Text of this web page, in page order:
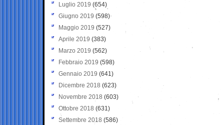
Luglio 2019 (654)
Giugno 2019 (598)
Maggio 2019 (527)
Aprile 2019 (383)
Marzo 2019 (562)
Febbraio 2019 (598)
Gennaio 2019 (641)
Dicembre 2018 (623)
Novembre 2018 (603)
Ottobre 2018 (631)
Settembre 2018 (586)